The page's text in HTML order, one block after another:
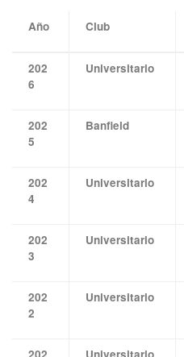
Año Club
202
6
Universitario
202
5
Banfield
202
4
Universitario
202
3
Universitario
202
2
Universitario